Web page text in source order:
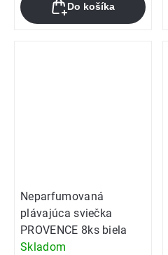
Do košíka
Neparfumovaná
plávajúca sviečka
PROVENCE 8ks biela
Skladom